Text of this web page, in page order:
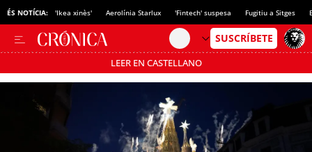
ÉS NOTÍCIA: 'Ikea xinès' Aerolínia Starlux 'Fintech' suspesa Fugitiu a Sitges
LEER EN CASTELLANO
Passa’t al mode estalvi